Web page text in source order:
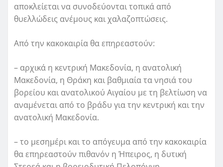
αποκλείεται να συνοδεύονται τοπικά από
θυελλώδεις ανέμους και χαλαζοπτώσεις.
Από την κακοκαιρία θα επηρεαστούν:
– αρχικά η κεντρική Μακεδονία, η ανατολική
Μακεδονία, η Θράκη και βαθμιαία τα νησιά του
βορείου και ανατολικού Αιγαίου με τη βελτίωση να
αναμένεται από το βράδυ για την κεντρική και την
ανατολική Μακεδονία.
– το μεσημέρι και το απόγευμα από την κακοκαιρία
θα επηρεαστούν πιθανόν η Ήπειρος, η δυτική